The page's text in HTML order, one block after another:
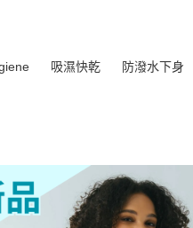
吸濕快乾 防潑水下身